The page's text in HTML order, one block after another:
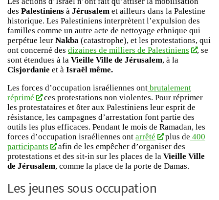
des Palestiniens à Jérusalem et ailleurs dans la Palestine
historique. Les Palestiniens interprètent l’expulsion des
familles comme un autre acte de nettoyage ethnique qui
perpétue leur Nakba (catastrophe), et les protestations, qui
ont concerné des dizaines de milliers de Palestiniens
, se
sont étendues à la Vieille Ville de Jérusalem, à la
Cisjordanie et à Israël même.
Les forces d’occupation israéliennes ont brutalement
réprimé
ces protestations non violentes. Pour réprimer
les protestataires et ôter aux Palestiniens leur esprit de
résistance, les campagnes d’arrestation font partie des
outils les plus efficaces. Pendant le mois de Ramadan, les
forces d’occupation israéliennes ont arrêté plus de 400
participants
afin de les empêcher d’organiser des
protestations et des sit-in sur les places de la Vieille Ville
de Jérusalem, comme la place de la porte de Damas.
Les jeunes sous occupation